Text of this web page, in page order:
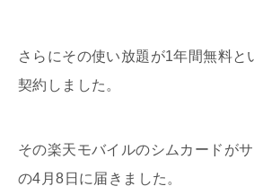
さらにその使い放題が1年間無料と
契約しました。
その楽天モバイルのシムカードが
の4月8日に届きました。